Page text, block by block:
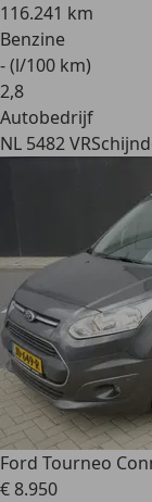
116.241 km
Benzine
- (l/100 km)
2,8
Autobedrijf
NL 5482 VR
Ford Tourneo
€ 8.950